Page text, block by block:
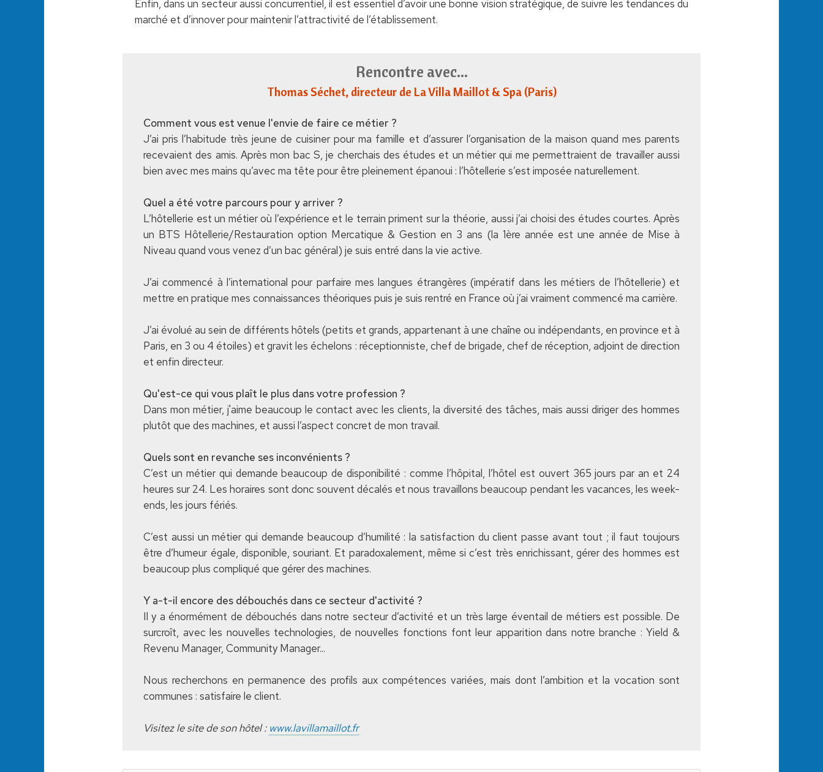
Enfin, dans un secteur aussi concurrentiel, il est essentiel d’avoir une bonne vision stratégique, de suivre les tendances du
marché et d’innover pour maintenir l’attractivité de l’établissement.
Rencontre avec...
Thomas Séchet, directeur de La Villa Maillot & Spa (Paris)
Comment vous est venue l'envie de faire ce métier ?
J’ai pris l’habitude très jeune de cuisiner pour ma famille et d’assurer l’organisation de la maison quand mes parents
recevaient des amis. Après mon bac S, je cherchais des études et un métier qui me permettraient de travailler aussi
bien avec mes mains qu’avec ma tête pour être pleinement épanoui : l’hôtellerie s’est imposée naturellement.
Quel a été votre parcours pour y arriver ?
L’hôtellerie est un métier où l’expérience et le terrain priment sur la théorie, aussi j’ai choisi des études courtes. Après
un BTS Hôtellerie/Restauration option Mercatique & Gestion en 3 ans (la 1ère année est une année de Mise à
Niveau quand vous venez d’un bac général) je suis entré dans la vie active.
J’ai commencé à l’international pour parfaire mes langues étrangères (impératif dans les métiers de l’hôtellerie) et
mettre en pratique mes connaissances théoriques puis je suis rentré en France où j’ai vraiment commencé ma carrière.
J’ai évolué au sein de différents hôtels (petits et grands, appartenant à une chaîne ou indépendants, en province et à
Paris, en 3 ou 4 étoiles) et gravit les échelons : réceptionniste, chef de brigade, chef de réception, adjoint de direction
et enfin directeur.
Qu'est-ce qui vous plaît le plus dans votre profession ?
Dans mon métier, j'aime beaucoup le contact avec les clients, la diversité des tâches, mais aussi diriger des hommes
plutôt que des machines, et aussi l’aspect concret de mon travail.
Quels sont en revanche ses inconvénients ?
C’est un métier qui demande beaucoup de disponibilité : comme l’hôpital, l’hôtel est ouvert 365 jours par an et 24
heures sur 24. Les horaires sont donc souvent décalés et nous travaillons beaucoup pendant les vacances, les week-
ends, les jours fériés.
C’est aussi un métier qui demande beaucoup d’humilité : la satisfaction du client passe avant tout ; il faut toujours
être d’humeur égale, disponible, souriant. Et paradoxalement, même si c’est très enrichissant, gérer des hommes est
beaucoup plus compliqué que gérer des machines.
Y a-t-il encore des débouchés dans ce secteur d'activité ?
Il y a énormément de débouchés dans notre secteur d’activité et un très large éventail de métiers est possible. De
surcroît, avec les nouvelles technologies, de nouvelles fonctions font leur apparition dans notre branche : Yield &
Revenu Manager, Community Manager...
Nous recherchons en permanence des profils aux compétences variées, mais dont l’ambition et la vocation sont
communes : satisfaire le client.
Visitez le site de son hôtel : www.lavillamaillot.fr